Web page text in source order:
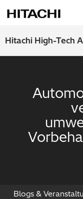
Hitachi High-Tech
Produkte
RFA Handgeräte
RFA Tischgeräte
Handgeräte zur
Thermische
Blog, News &
News
Webinare
Service
Produkt Service
Blogs &